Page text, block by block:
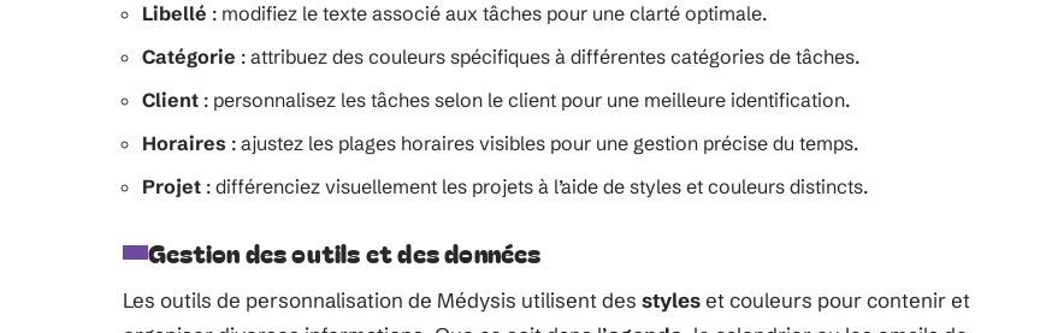
Libellé : modifiez le texte associé aux tâches pour une clarté optimale.
Catégorie : attribuez des couleurs spécifiques à différentes catégories de tâches.
Client : personnalisez les tâches selon le client pour une meilleure identification.
Horaires : ajustez les plages horaires visibles pour une gestion précise du temps.
Projet : différenciez visuellement les projets à l’aide de styles et couleurs distincts.
Gestion des outils et des données
Les outils de personnalisation de Médysis utilisent des styleset couleurs pour contenir et